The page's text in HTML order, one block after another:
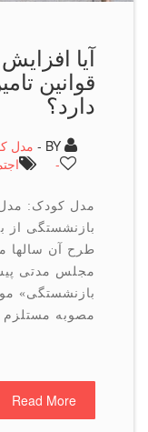
آیا افزایش
قوانین تامین
دارد؟
مدل کودک
اجتماعی,
مدل کودک: مدل
بازنشستگی از
طرح آن سالها می گذرد
مجلس مدتی پیش با
بازنشستگی» موافقت
مصوبه مستلزم نظر
Read More